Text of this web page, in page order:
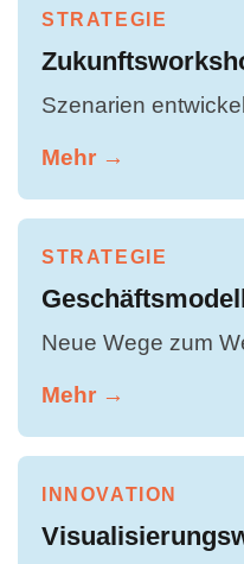
STRATEGIE
Szenarien
Mehr →
STRATEGIE
Neue Wege zum
Mehr →
INNOVATION